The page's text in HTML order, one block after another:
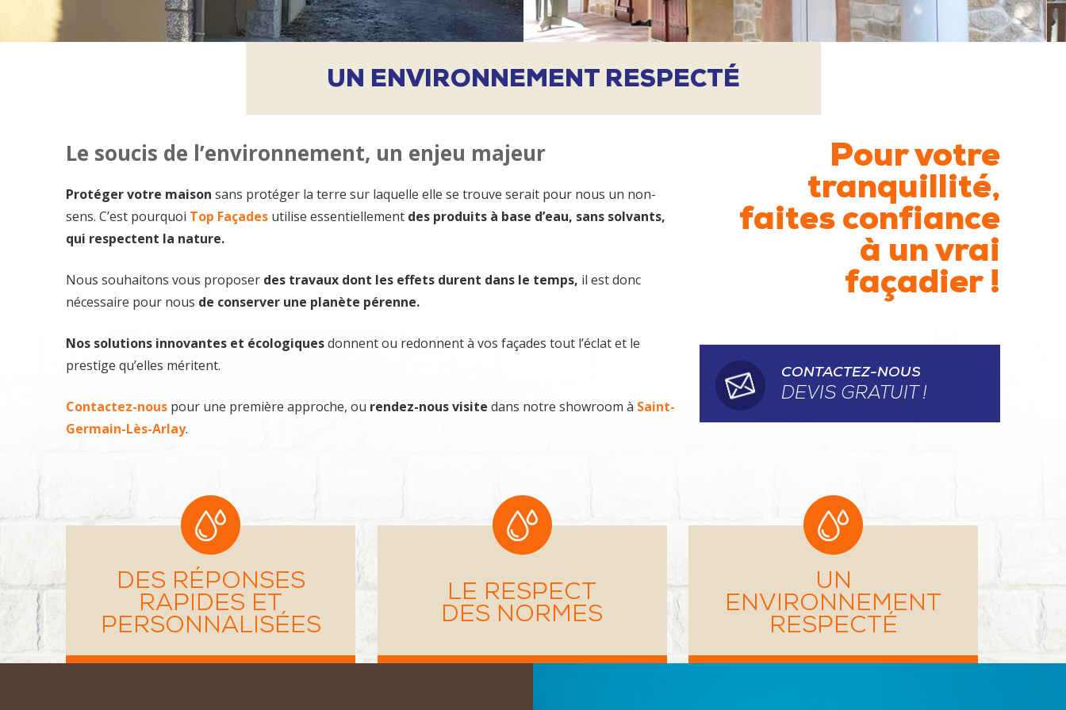
UN ENVIRONNEMENT RESPECTÉ
Le soucis de l’environnement, un enjeu majeur
Protéger votre maison sans protéger la terre sur laquelle elle se trouve serait pour nous un non-
sens. C’est pourquoi Top Façades utilise essentiellement des produits à base d’eau, sans solvants,
qui respectent la nature.
Nous souhaitons vous proposer des travaux dont les effets durent dans le temps, il est donc
nécessaire pour nous de conserver une planète pérenne.
Nos solutions innovantes et écologiquesdonnent ou redonnent à vos façades tout l’éclat et le
prestige qu’elles méritent.
Contactez-nous pour une première approche, ou rendez-nous visite dans notre showroom à Saint-
Germain-Lès-Arlay.
Pour votre
tranquillité,
faites confiance
à un vrai
façadier !
CONTACTEZ-NOUS
DEVIS GRATUIT !
DES RÉPONSES
RAPIDES ET
PERSONNALISÉES
LE RESPECT
DES NORMES
UN
ENVIRONNEMENT
RESPECTÉ